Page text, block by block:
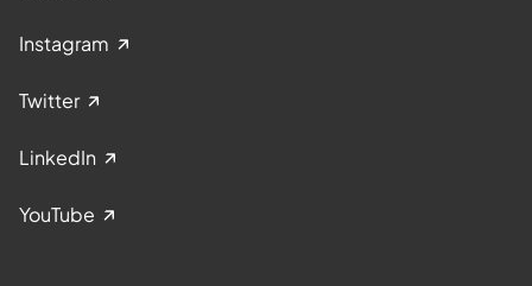
Instagram
Twitter
LinkedIn
YouTube